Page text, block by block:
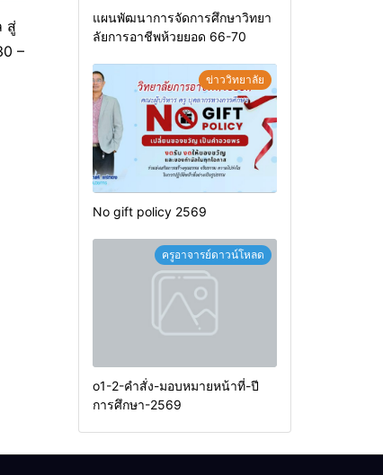
สู่
–
แผนพัฒนาการจัดการศึกษาวิทยา
ลัยการอาชีพห้วยยอด 66-70
ข่าววิทยาลัย
No gift policy 2569
ครูอาจารย์ดาวน์โหลด
o1-2-คำสั่ง-มอบหมายหน้าที่-ปี
การศึกษา-2569